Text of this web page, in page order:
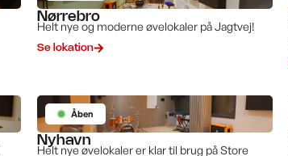
Nørrebro
Helt nye og moderne øvelokaler på Jagtvej!
Se lokation
Åben
Nyhavn
Helt nye øvelokaler er klar til brug på Store